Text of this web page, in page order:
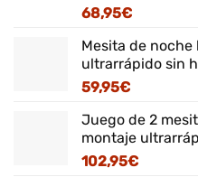
68,95€
Mesita de
ultrarrápido sin
59,95€
Juego de 2
montaje
102,95€